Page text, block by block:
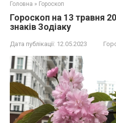
Головна » Гороскоп
Гороскоп на 13 травня
знаків Зодіаку
Дата публікації: 12.05.2023